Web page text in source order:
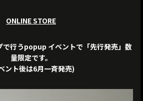
ONLINE STORE
行うpopup イベントで「先行発売」数
量限定です。
ント後は6月一斉発売)